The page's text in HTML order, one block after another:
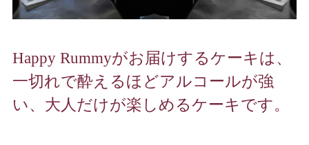
Happy Rummyがお届けするケーキは、
一切れで酔えるほどアルコールが強
い、大人だけが楽しめるケーキです。